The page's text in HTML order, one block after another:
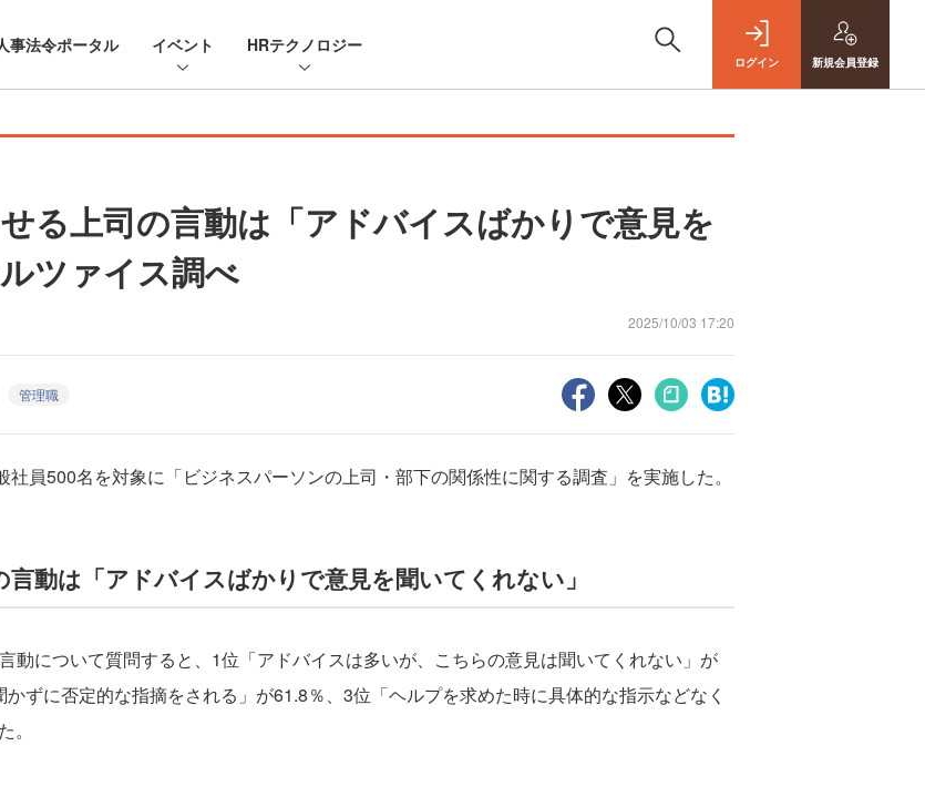
事法令ポータル イベント HRテクノロジー
ログイン 新規会員登録
る上司の言動は「アドバイスばかりで意見を
ツァイス調べ
2025/10/03 17:20
管理職
員500名を対象に「ビジネスパーソンの上司・部下の関係性に関する調査」を実施した。
動は「アドバイスばかりで意見を聞いてくれない」
動について質問すると、1位「アドバイスは多いが、こちらの意見は聞いてくれない」が
ずに否定的な指摘をされる」が61.8％、3位「ヘルプを求めた時に具体的な指示などなく